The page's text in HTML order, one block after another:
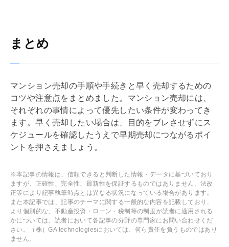
まとめ
マンション売却の手順や手続きと早く売却するための
コツや注意点をまとめました。マンション売却には、
それぞれの事情によって優先したい条件が変わってき
ます。早く売却したい場合は、目的をブレさせずにス
ケジュールを確認したうえで早期売却につながるポイ
ントを押さえましょう。
※本記事の情報は、信頼できると判断した情報・データに基づいており
ますが、正確性、完全性、最新性を保証するものではありません。法改
正等により記事執筆時点とは異なる状況になっている場合があります。
また本記事では、記事のテーマに関する一般的な内容を記載しており、
より個別的な、不動産投資・ローン・税制等の制度が読者に適用される
かについては、読者において各記事の分野の専門家にお問い合わせくだ
さい。（株）GA technologiesにおいては、何ら責任を負うものではあり
ません。